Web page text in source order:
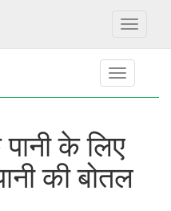
Toggle
के लिए
की बोतल